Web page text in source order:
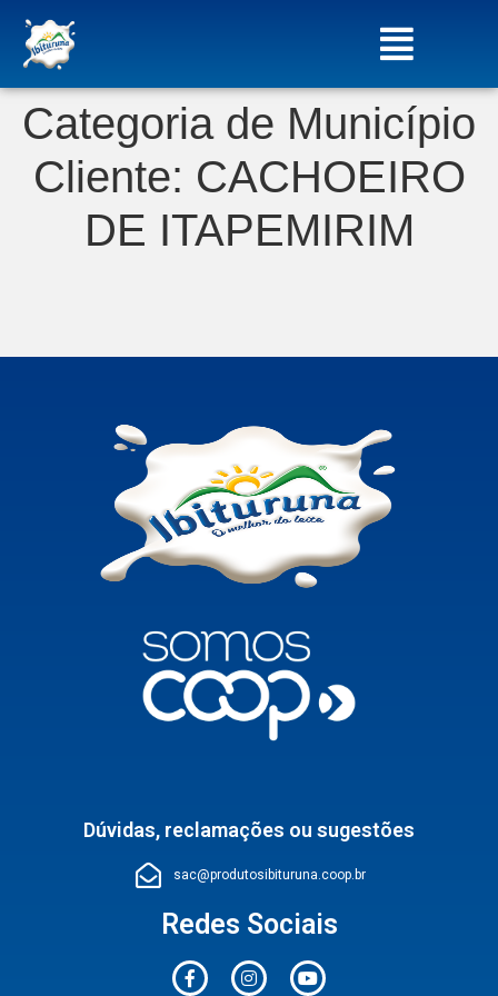
Categoria de Município
Cliente: CACHOEIRO
DE ITAPEMIRIM
Dúvidas, reclamações ou sugestões
sac@produtosibituruna.coop.br
Redes Sociais